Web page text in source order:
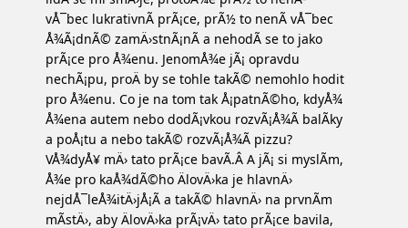
vÅ¯bec lukrativnÃ­ prÃ¡ce, prÃ½ to nenÃ­ vÅ¯bec
Å¾Ã¡dnÃ© zamÄ›stnÃ¡nÃ­ a nehodÃ­ se to jako
prÃ¡ce pro Å¾enu. JenomÅ¾e jÃ¡ opravdu
nechÃ¡pu, proÄ by se tohle takÃ© nemohlo hodit
pro Å¾enu. Co je na tom tak Å¡patnÃ©ho, kdyÅ¾
Å¾ena autem nebo dodÃ¡vkou rozvÃ¡Å¾Ã­ balÃ­ky
a poÅ¡tu a nebo takÃ© rozvÃ¡Å¾Ã­ pizzu?
VÅ¾dyÅ¥ mÄ› tato prÃ¡ce bavÃ­.Â A jÃ¡ si myslÃ­m,
Å¾e pro kaÅ¾dÃ©ho ÄlovÄ›ka je hlavnÄ›
nejdÅ¯leÅ¾itÄ›jÅ¡Ã­ a takÃ© hlavnÄ› na prvnÃ­m
mÃ­stÄ›, aby ÄlovÄ›ka prÃ¡vÄ› tato prÃ¡ce bavila,